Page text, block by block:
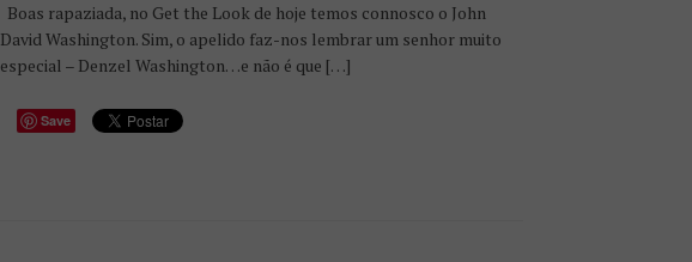
Boas rapaziada, no Get the Look de hoje temos connosco o John
David Washington. Sim, o apelido faz-nos lembrar um senhor muito
especial – Denzel Washington…e não é que […]
Save